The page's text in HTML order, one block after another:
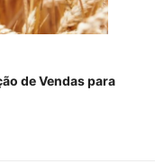
de Vendas para